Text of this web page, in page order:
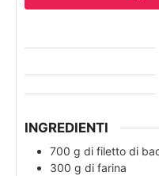
INGREDIENTI
700 g di filetto di
300 g di farina